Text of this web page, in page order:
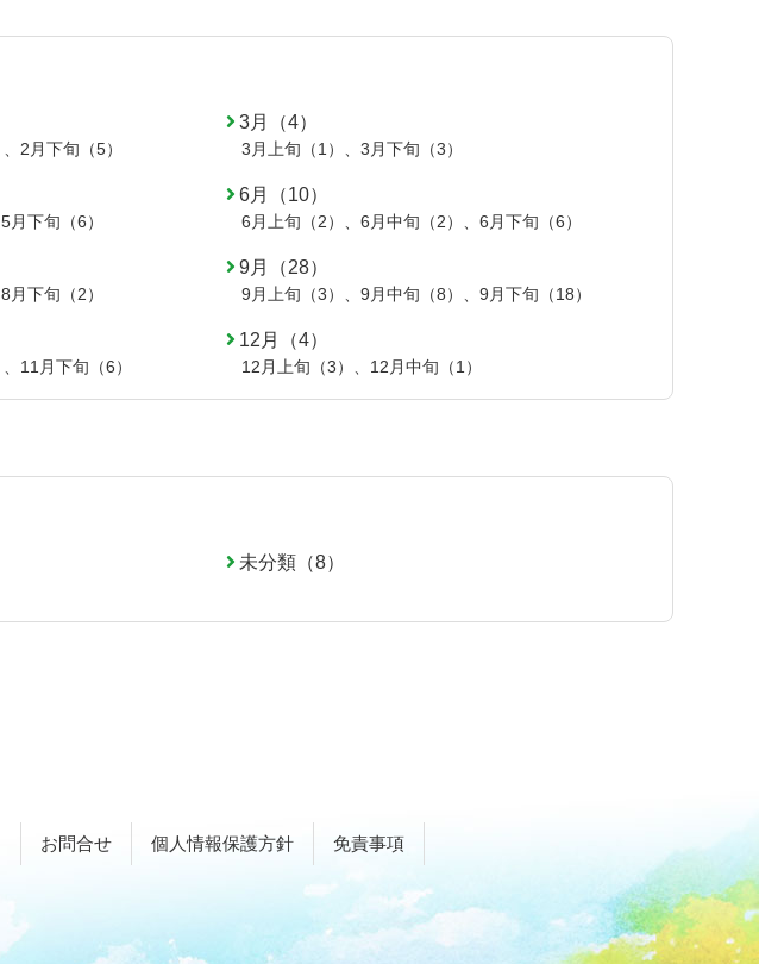
、 2月下旬（5）
3月（4）
3月上旬（1） 、 3月下旬（3）
5月下旬（6）
6月（10）
6月上旬（2） 、 6月中旬（2） 、 6月下旬（6）
8月下旬（2）
9月（28）
9月上旬（3） 、 9月中旬（8） 、 9月下旬（18）
、 11月下旬（6）
12月（4）
12月上旬（3） 、 12月中旬（1）
未分類（8）
お問合せ 個人情報保護方針 免責事項